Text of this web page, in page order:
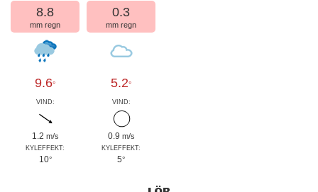
8.8
mm regn
9.6°
VIND:
1.2 m/s
KYLEFFEKT:
10°
0.3
mm regn
5.2°
VIND:
0.9 m/s
KYLEFFEKT:
5°